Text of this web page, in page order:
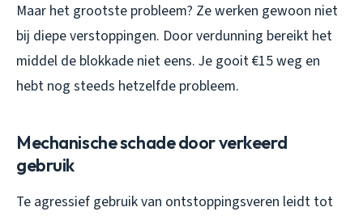
Maar het grootste probleem? Ze werken gewoon niet
bij diepe verstoppingen. Door verdunning bereikt het
middel de blokkade niet eens. Je gooit €15 weg en
hebt nog steeds hetzelfde probleem.
Mechanische schade door verkeerd
gebruik
Te agressief gebruik van ontstoppingsveren leidt tot